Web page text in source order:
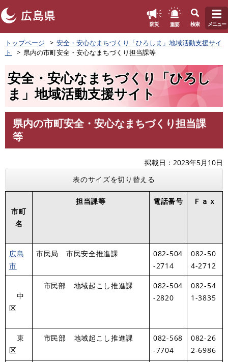
ペ
ー
ジ
す
防災 重要 検索 メニュー
トップページ
安全・安心なまちづくり「ひろしま」地域活動支援サイ
ト
県内の市町安全・安心なまちづくり担当課等
安全・安心なまちづくり「ひろし
ま」地域活動支援サイト
県内の市町安全・安心なまちづくり担当課
等
掲載日
2023年5月10日
表のサイズを切り替える
市町
名
担当課等 電話番号 Ｆａｘ
広島
市
市民局 市民安全推進課
082-504
-2714
082-50
4-2712
中
区
市民部 地域起こし推進課
082-504
-2820
082-54
1-3835
東
区
市民部 地域起こし推進課
082-568
-7704
082-26
2-6986